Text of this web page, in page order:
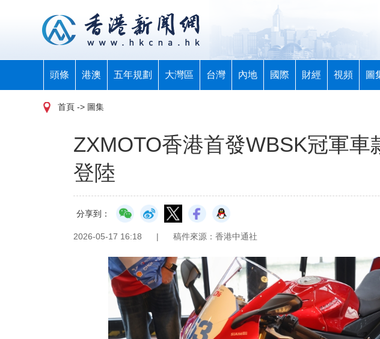
頭條 港澳 五年規劃 大灣區 台灣 內地 國際 財經 視頻 圖
首頁 -> 圖集
ZXMOTO香港首發WBSK冠軍車
登陸
分享到：
2026-05-17 16:18 | 稿件來源：香港中通社